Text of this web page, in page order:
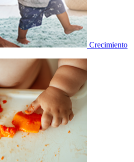
Crecimiento